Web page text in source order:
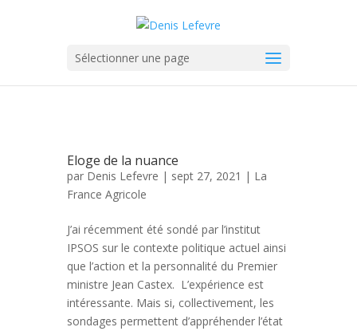
Sélectionner une page
Eloge de la nuance
par Denis Lefevre | sept 27, 2021 | La
France Agricole
J’ai récemment été sondé par l’institut
IPSOS sur le contexte politique actuel ainsi
que l’action et la personnalité du Premier
ministre Jean Castex. L’expérience est
intéressante. Mais si, collectivement, les
sondages permettent d’appréhender l’état